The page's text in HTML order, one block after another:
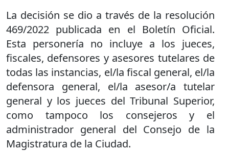
La decisión se dio a través de la resolución
469/2022 publicada en el Boletín Oficial.
Esta personería no incluye a los jueces,
fiscales, defensores y asesores tutelares de
todas las instancias, el/la fiscal general, el/la
defensora general, el/la asesor/a tutelar
general y los jueces del Tribunal Superior,
como tampoco los consejeros y el
administrador general del Consejo de la
Magistratura de la Ciudad.